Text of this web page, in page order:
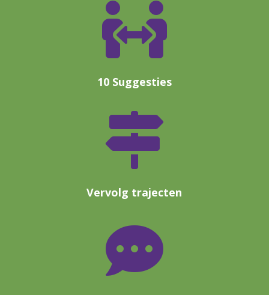

10 Suggesties

Vervolg trajecten
